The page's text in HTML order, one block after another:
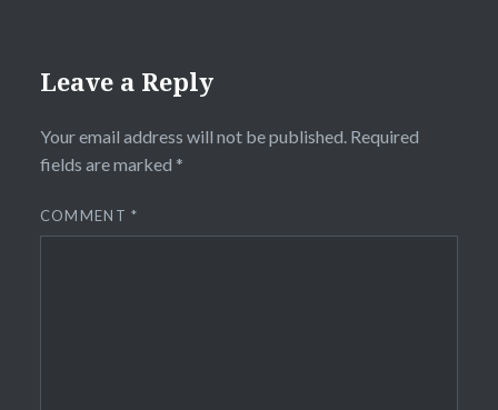
Leave a Reply
Your email address will not be published. Required
fields are marked *
COMMENT*